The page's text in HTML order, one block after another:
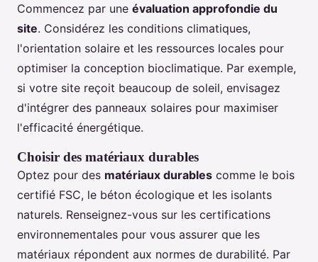
Commencez par une évaluation approfondie du
site. Considérez les conditions climatiques,
l'orientation solaire et les ressources locales pour
optimiser la conception bioclimatique. Par exemple,
si votre site reçoit beaucoup de soleil, envisagez
d'intégrer des panneaux solaires pour maximiser
l'efficacité énergétique.
Choisir des matériaux durables
Optez pour des matériaux durables comme le bois
certifié FSC, le béton écologique et les isolants
naturels. Renseignez-vous sur les certifications
environnementales pour vous assurer que les
matériaux répondent aux normes de durabilité. Par